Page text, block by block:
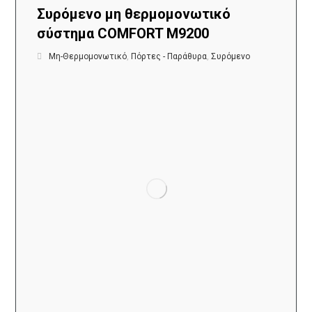
Συρόμενο μη θερμομονωτικό
σύστημα COMFORT M9200
Μη-Θερμομονωτικό ,Πόρτες - Παράθυρα ,Συρόμενο